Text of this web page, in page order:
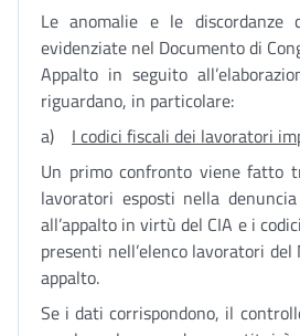
Le anomalie e le discordanze
evidenziate nel Documento di
Appalto in seguito
riguardano, in particolare:
a) I codici fiscali dei lavoratori
Un primo confronto viene fatto
lavoratori esposti nella
all’appalto in virtù del CIA e i
presenti nell’elenco lavoratori del
appalto.
Se i dati corrispondono, il